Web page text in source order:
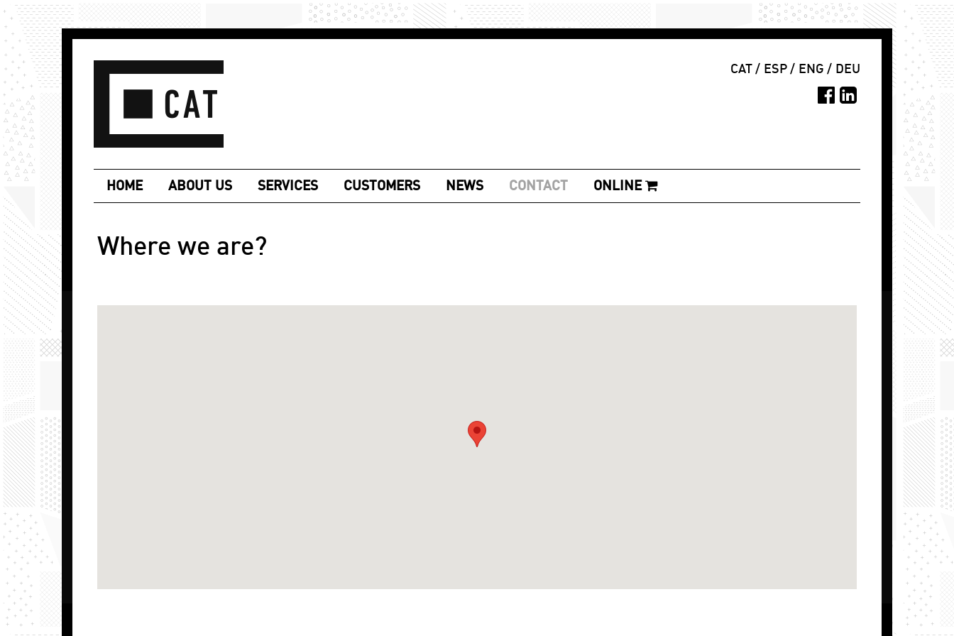
CAT / ESP / ENG / DEU
HOME ABOUT US SERVICES CUSTOMERS NEWS CONTACT ONLINE
Where we are?